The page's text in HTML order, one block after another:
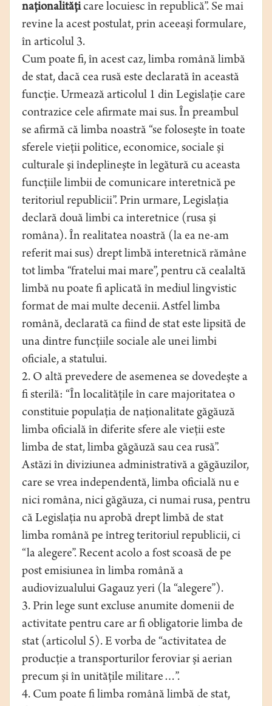
naţionalităţicare locuiesc în republică”. Se mai
revine la acest postulat, prin aceeaşi formulare,
în articolul 3.
Cum poate fi, în acest caz, limba română limbă
de stat, dacă cea rusă este declarată în această
funcţie. Urmează articolul 1 din Legislaţie care
contrazice cele afirmate mai sus. În preambul
se afirmă că limba noastră “se foloseşte în toate
sferele vieţii politice, economice, sociale şi
culturale şi îndeplineşte în legătură cu aceasta
funcţiile limbii de comunicare interetnică pe
teritoriul republicii”. Prin urmare, Legislaţia
declară două limbi ca interetnice (rusa şi
româna). În realitatea noastră (la ea ne-am
referit mai sus) drept limbă interetnică rămâne
tot limba “fratelui mai mare”, pentru că cealaltă
limbă nu poate fi aplicată în mediul lingvistic
format de mai multe decenii. Astfel limba
română, declarată ca fiind de stat este lipsită de
una dintre funcţiile sociale ale unei limbi
oficiale, a statului.
2. O altă prevedere de asemenea se dovedeşte a
fi sterilă: “În localităţile în care majoritatea o
constituie populaţia de naţionalitate găgăuză
limba oficială în diferite sfere ale vieţii este
limba de stat, limba găgăuză sau cea rusă”.
Astăzi în diviziunea administrativă a găgăuzilor,
care se vrea independentă, limba oficială nu e
nici româna, nici găgăuza, ci numai rusa, pentru
că Legislaţia nu aprobă drept limbă de stat
limba română pe întreg teritoriul republicii, ci
“la alegere”. Recent acolo a fost scoasă de pe
post emisiunea în limba română a
audiovizualului Gagauz yeri (la “alegere”).
3. Prin lege sunt excluse anumite domenii de
activitate pentru care ar fi obligatorie limba de
stat (articolul 5). E vorba de “activitatea de
producţie a transporturilor feroviar şi aerian
precum şi în unităţile militare…”.
4. Cum poate fi limba română limbă de stat,